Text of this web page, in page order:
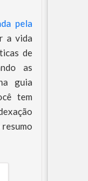
pela
a vida
de
as
guia
tem